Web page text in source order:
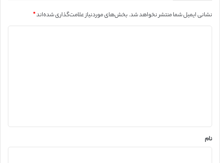
نشانی ایمیل شما منتشر نخواهد شد.بخش‌های موردنیاز علامت‌گذاری شده‌اند*
نام